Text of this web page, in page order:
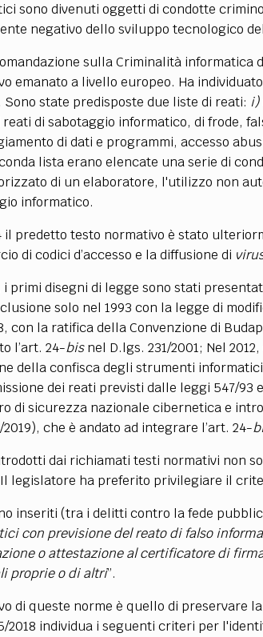
sono divenuti oggetti di condotte
negativo dello sviluppo tecnologico
sulla Criminalità informatica
emanato a livello europeo. Ha
Sono state predisposte due liste di reati: i)
di sabotaggio informatico, di frode,
di dati e programmi, accesso
lista erano elencate una serie di
di un elaboratore, l'utilizzo non
informatico.
il predetto testo normativo è stato
di codici d’accesso e la diffusione di
primi disegni di legge sono stati
solo nel 1993 con la legge di
con la ratifica della Convenzione di
l’art. 24-bisnel D.lgs. 231/2001; Nel
della confisca degli strumenti
dei reati previsti dalle leggi 547/93
di sicurezza nazionale cibernetica e
2019), che è andato ad integrare l’art. 24-
dai richiamati testi normativi non
legislatore ha preferito privilegiare il
inseriti (tra i delitti contro la fede
con previsione del reato di falso
o attestazione al certificatore di
proprie o di altri”.
di queste norme è quello di preservare
2018 individua i seguenti criteri per